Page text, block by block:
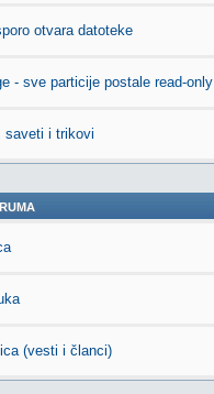
otvara datoteke
- sve particije postale read-only
saveti i trikovi
(vesti i članci)